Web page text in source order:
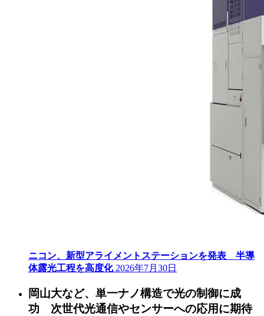
ニコン、新型アライメントステーションを発表 半導
体露光工程を高度化 2026年7月30日
岡山大など、単一ナノ構造で光の制御に成
功 次世代光通信やセンサーへの応用に期待